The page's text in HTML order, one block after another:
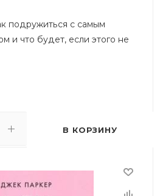
подружиться с самым
и что будет, если этого не
В КОРЗИНУ